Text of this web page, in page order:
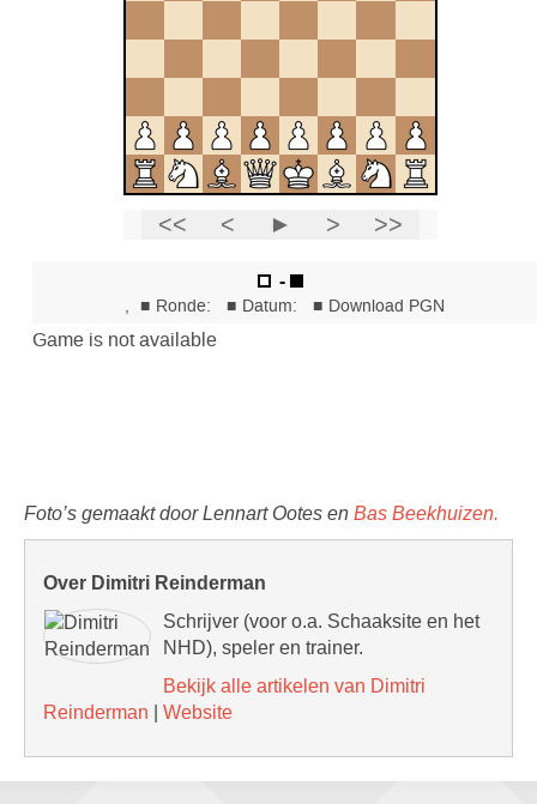
Foto’s gemaakt door Lennart Ootes en Bas Beekhuizen.
Over Dimitri Reinderman
Schrijver (voor o.a. Schaaksite en het
NHD), speler en trainer.
Bekijk alle artikelen van Dimitri
Reinderman
Website